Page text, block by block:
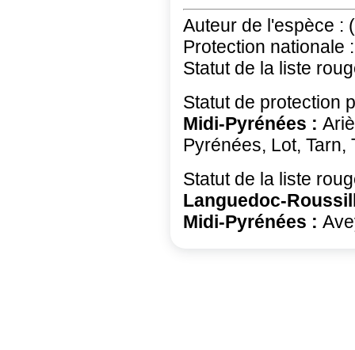
Auteur de l'espèce :
Protection nationale :
Statut de la liste
Statut de protection
Midi-Pyrénées :
Pyrénées, Lot, Tarn,
Statut de la liste
Languedoc-
Midi-Pyrénées :